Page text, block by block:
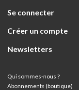
Se connecter
Créer un compte
Newsletters
Qui sommes-nous ?
Abonnements (boutique)